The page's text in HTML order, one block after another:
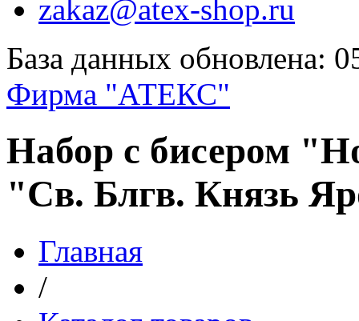
zakaz@atex-shop.ru
База данных обновлена:
Фирма "АТЕКС"
Набор с бисером
"Св. Блгв. Князь
Главная
/